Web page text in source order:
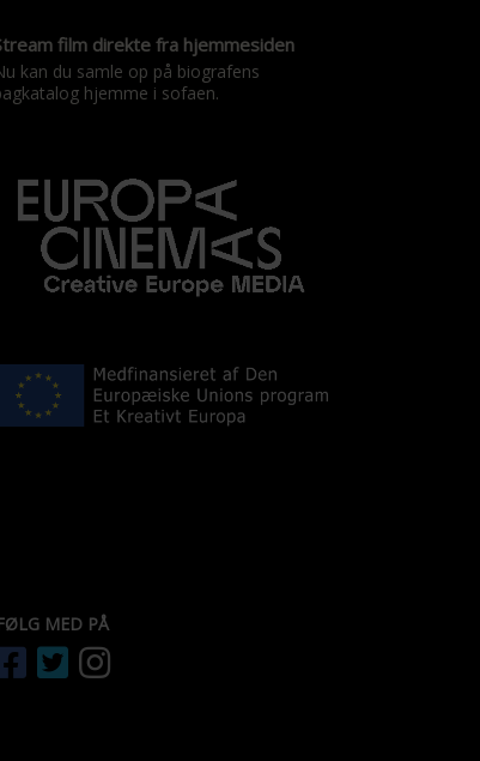
film direkte fra hjemmesiden
kan du samle op på biografens
hjemme i sofaen.
MED PÅ